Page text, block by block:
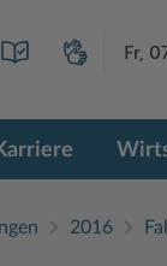
Fr,
2016